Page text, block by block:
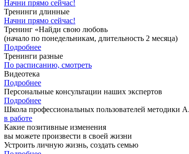
Начни прямо сейчас!
Тренинги длинные
Начни прямо сейчас!
Тренинг «Найди свою любовь
(начало по понедельникам, длительность 2 месяца)
Подробнее
Тренинги разные
По расписанию, смотреть
Видеотека
Подробнее
Персональные консультации наших экспертов
Подробнее
Школа профессиональных пользователей методики
в работе
Какие позитивные изменения
вы можете произвести в своей жизни
Устроить личную жизнь, создать семью